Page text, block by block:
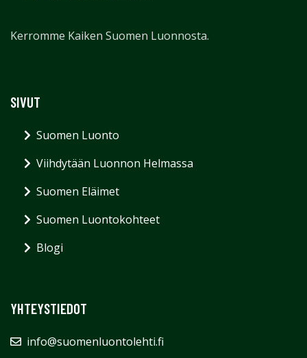
Kerromme Kaiken Suomen Luonnosta.
SIVUT
Suomen Luonto
Viihdytään Luonnon Helmassa
Suomen Eläimet
Suomen Luontokohteet
Blogi
YHTEYSTIEDOT
info@suomenluontolehti.fi